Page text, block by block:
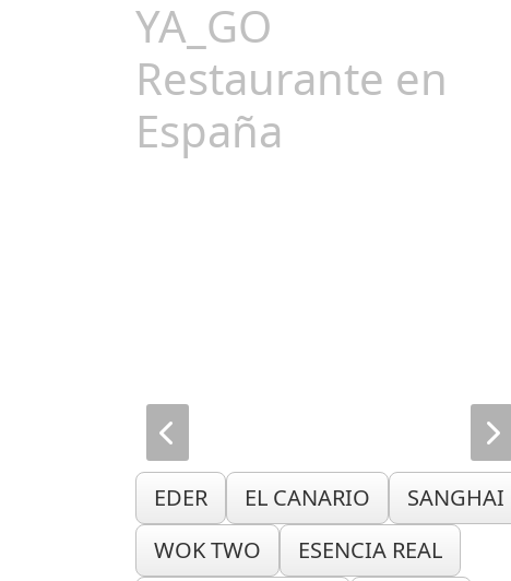
YA_GO
Restaurante en
España
EDER EL CANARIO
SANGHAI
WOK TWO
ESENCIA REAL